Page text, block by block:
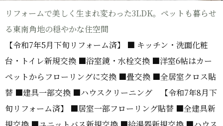
リフォームで美しく生まれ変わった3LDK。ペットも暮らせ
る東南角地の穏やかな住空間
【令和7年5月下旬リフォーム済】 ■ キッチン・洗面化粧
台・トイレ新規交換 ■浴室鏡・水栓交換 ■洋室6帖はカー
ペットからフローリングに交換 ■畳交換 ■全居室クロス貼
替 ■建具一部交換 ■ハウスクリーニング 【令和7年8月下
旬リフォーム済】 ■居室一部フローリング貼替 ■全建具新